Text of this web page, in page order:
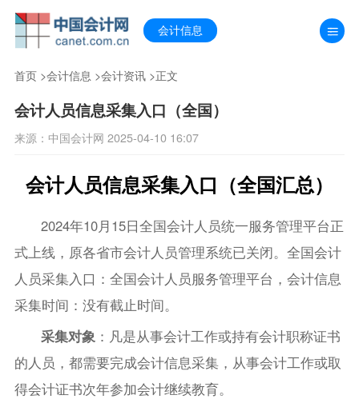
会计信息
首页>会计信息 >会计资讯>正文
会计人员信息采集入口（全国）
来源：中国会计网 2025-04-10 16:07
会计人员信息采集入口（全国汇总）
2024年10月15日全国会计人员统一服务管理平台正
式上线，原各省市会计人员管理系统已关闭。全国会计
人员采集入口：全国会计人员服务管理平台，会计信息
采集时间：没有截止时间。
采集对象 ：凡是从事会计工作或持有会计职称证书
的人员，都需要完成会计信息采集，从事会计工作或取
得会计证书次年参加会计继续教育。